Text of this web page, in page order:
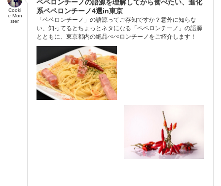
Cooki
e Mon
ster.
ペペロンチーノの語源を理解してから食べたい、進化
系ペペロンチーノ4選in東京
「ペペロンチーノ」の語源ってご存知ですか？意外に知らな
い、知ってるとちょっとネタになる「ペペロンチーノ」の語源
とともに、東京都内の絶品ぺぺロンチーノをご紹介します！